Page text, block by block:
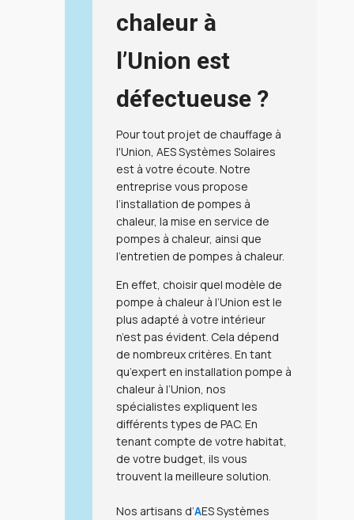
chaleur à
l’Union est
défectueuse ?
Pour tout projet de chauffage à
l'Union,AES Systèmes Solaires
est à votre écoute. Notre
entreprise vous propose
l’installation de pompes à
chaleur, lamise en service de
pompes à chaleur, ainsi que
l’entretien de pompes à chaleur.
En effet, choisir quel modèle de
pompe à chaleur à l’Union est le
plus adapté à votre intérieur
n’est pas évident. Cela dépend
de nombreux critères. En tant
qu’expert en installation pompe à
chaleur à l’Union, nos
spécialistes expliquent les
différents types de PAC. En
tenant compte de votre habitat,
de votre budget, ils vous
trouvent la meilleure solution.
Nos artisans d’AES Systèmes